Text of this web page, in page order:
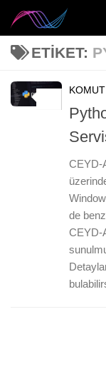
Skip to content
ETIKET:
CEYD-
de
CEYD-